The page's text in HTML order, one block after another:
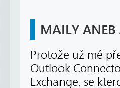
MAILY ANEB
Protože už mě
Outlook
Exchange, se